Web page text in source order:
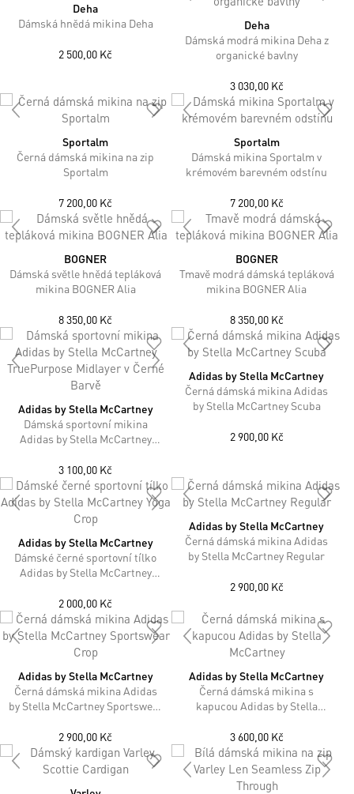
Deha
Dámská hnědá mikina Deha
2 500,00 Kč
Deha
Dámská modrá mikina Deha z
organické bavlny
3 030,00 Kč
Sportalm
Černá dámská mikina na zip
Sportalm
7 200,00 Kč
Sportalm
Dámská mikina Sportalm v
krémovém barevném odstínu
7 200,00 Kč
BOGNER
Dámská světle hnědá tepláková
mikina BOGNER Alia
8 350,00 Kč
BOGNER
Tmavě modrá dámská tepláková
mikina BOGNER Alia
8 350,00 Kč
Adidas by Stella McCartney
Dámská sportovní mikina
Adidas by Stella McCartney
Barvě
3 100,00 Kč
Adidas by Stella McCartney
Černá dámská mikina Adidas
by Stella McCartney Scuba
2 900,00 Kč
Adidas by Stella McCartney
Dámské černé sportovní tílko
Adidas by Stella McCartney
2 000,00 Kč
Adidas by Stella McCartney
Černá dámská mikina Adidas
by Stella McCartney Regular
2 900,00 Kč
Adidas by Stella McCartney
Černá dámská mikina Adidas
by Stella McCartney Sportswear
2 900,00 Kč
Adidas by Stella McCartney
Černá dámská mikina s
kapucou Adidas by Stella
3 600,00 Kč